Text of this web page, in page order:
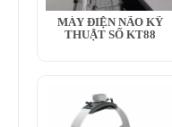
MÁY ĐIỆN NÃO KỸ
THUẬT SỐ KT88